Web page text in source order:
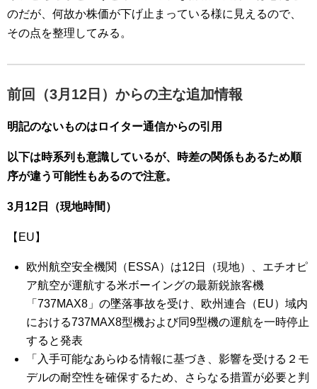
のだが、何故か株価が下げ止まっている様に見えるので、
その点を整理してみる。
前回（3月12日）からの主な追加情報
明記のないものはロイター通信からの引用
以下は時系列も意識しているが、時差の関係もあるため順
序が違う可能性もあるので注意。
3月12日（現地時間）
【EU】
欧州航空安全機関（ESSA）は12日（現地）、エチオピ
ア航空が運航する米ボーイングの最新鋭旅客機
「737MAX8」の墜落事故を受け、欧州連合（EU）域内
における737MAX8型機および同9型機の運航を一時停止
すると発表
「入手可能なあらゆる情報に基づき、影響を受ける２モ
デルの耐空性を確保するため、さらなる措置が必要と判